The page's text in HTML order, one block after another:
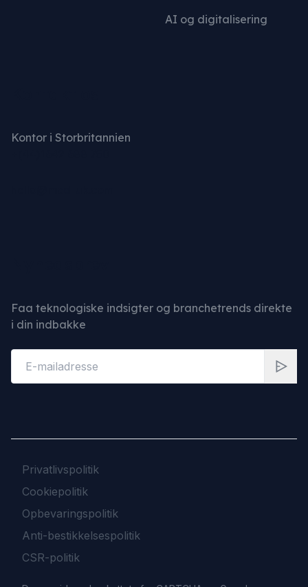
AI og digitalisering
Kontor i Storbritannien
Faa teknologiske indsigter og branchetrends direkte
i din indbakke
Privatlivspolitik
Cookiepolitik
Opbevaringspolitik
Anti-bestikkelsespolitik
CSR-politik